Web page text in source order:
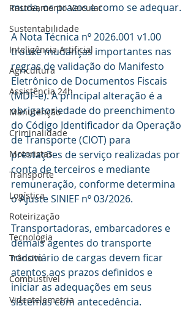
Rastreamento Veicular
Sustentabilidade
Inteligência Artificial
Agricultura
Assistência 24h
Manutenção
Criminalidade
Motoristas
Transporte
Logística
Roteirização
Tecnologia
Trânsito
Combustível
Videotelemetria
muda, os prazos e como se adequar.
A Nota Técnica nº 2026.001 v1.00
trouxe mudanças importantes nas
regras de validação do Manifesto
Eletrônico de Documentos Fiscais
(MDF-e). A principal alteração é a
obrigatoriedade do preenchimento
do Código Identificador da Operação
de Transporte (CIOT) para
prestações de serviço realizadas por
conta de terceiros e mediante
remuneração, conforme determina
o Ajuste SINIEF nº 03/2026.
Transportadoras, embarcadores e
demais agentes do transporte
rodoviário de cargas devem ficar
atentos aos prazos definidos e
iniciar as adequações em seus
sistemas com antecedência.